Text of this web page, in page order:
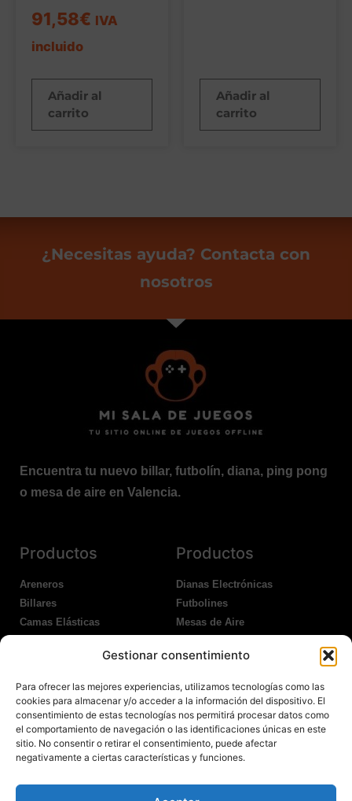
Gestionar consentimiento
Para ofrecer las mejores experiencias, utilizamos tecnologías como las
cookies para almacenar y/o acceder a la información del dispositivo. El
consentimiento de estas tecnologías nos permitirá procesar datos como
el comportamiento de navegación o las identificaciones únicas en este
sitio. No consentir o retirar el consentimiento, puede afectar
negativamente a ciertas características y funciones.
91,58€ IVA
incluido
Añadir al
carrito
Añadir al
carrito
¿Necesitas ayuda? Contacta con
nosotros
Encuentra tu nuevo billar, futbolín, diana, ping pong
o mesa de aire en Valencia.
Productos
Areneros
Billares
Camas Elásticas
Productos
Dianas Electrónicas
Futbolines
Mesas de Aire
Ping Pong Exterior
Nosotros
Atención al Cliente
Garantías
Contacto
Política Devoluciones
Legales
Aviso Legal
Política de Privacidad
Política de Cookies
Polítíca de RRSS